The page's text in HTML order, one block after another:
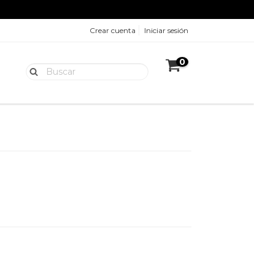
Crear cuenta Iniciar sesión
0